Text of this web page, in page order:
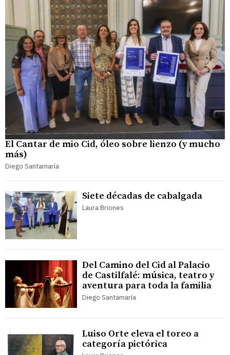
El Cantar de mio Cid, óleo sobre lienzo (y mucho
más)
Diego Santamaría
Siete décadas de cabalgada
Laura Briones
Del Camino del Cid al Palacio
de Castilfalé: música, teatro y
aventura para toda la familia
Diego Santamaría
Luiso Orte eleva el toreo a
categoría pictórica